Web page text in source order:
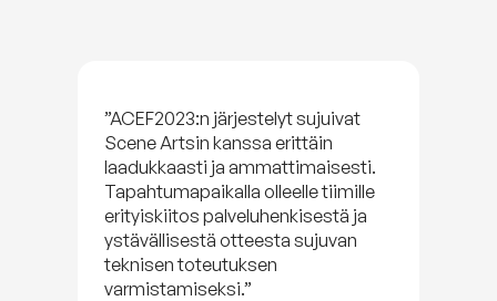
”ACEF2023:n järjestelyt sujuivat
Scene Artsin kanssa erittäin
laadukkaasti ja ammattimaisesti.
Tapahtumapaikalla olleelle tiimille
erityiskiitos palveluhenkisestä ja
ystävällisestä otteesta sujuvan
teknisen toteutuksen
varmistamiseksi.”